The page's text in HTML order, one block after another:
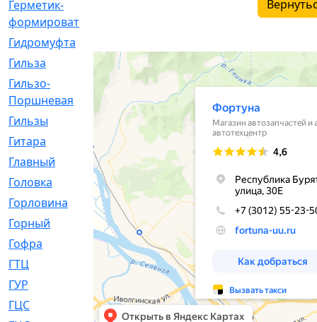
Герметик-
формирователь
Гидромуфта
Гильза
[56]
Гильзо-
Поршневая
[13]
Гильзы
[259]
Гитара
[7]
Главный
[29]
Головка
[28]
Горловина
[14]
Горный
[1]
Гофра
[86]
ГТЦ
[96]
ГУР
ГЦC
[6]